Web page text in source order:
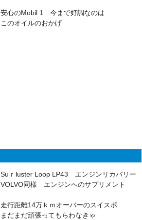
安心のMobil 1 今まで好調なのは
このオイルのおかげ
Suｒluster Loop LP43 エンジンリカバリー
VOLVO同様 エンジンへのサプリメント
走行距離14万ｋｍオーバーのスイスポ
まだまだ頑張ってもらわなきゃ